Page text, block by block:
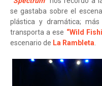
se gastaba sobre el
plástica y dramática;
transporta a ese “Wild
escenario de La Rambleta.